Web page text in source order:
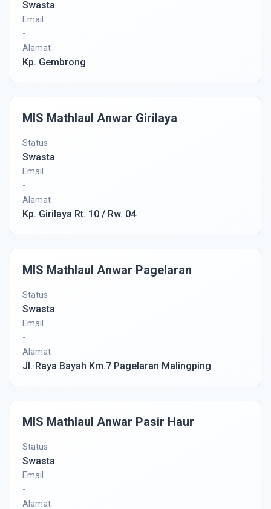
Swasta
Email
-
Alamat
Kp. Gembrong
MIS Mathlaul Anwar Girilaya
Status
Swasta
Email
-
Alamat
Kp. Girilaya Rt. 10 / Rw. 04
MIS Mathlaul Anwar Pagelaran
Status
Swasta
Email
-
Alamat
Jl. Raya Bayah Km.7 Pagelaran Malingping
MIS Mathlaul Anwar Pasir Haur
Status
Swasta
Email
-
Alamat